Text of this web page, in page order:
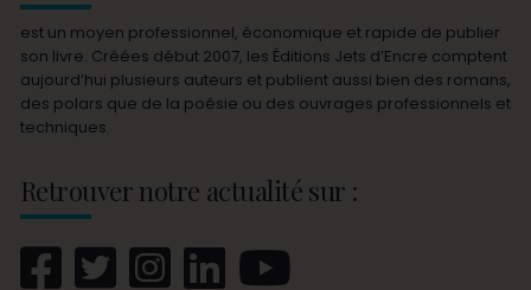
est un moyen professionnel, économique et rapide de publier
son livre. Créées début 2007, les Éditions Jets d’Encre comptent
aujourd’hui plusieurs auteurs et publient aussi bien des romans,
des polars que de la poésie ou des ouvrages professionnels et
techniques.
Retrouver notre actualité sur :